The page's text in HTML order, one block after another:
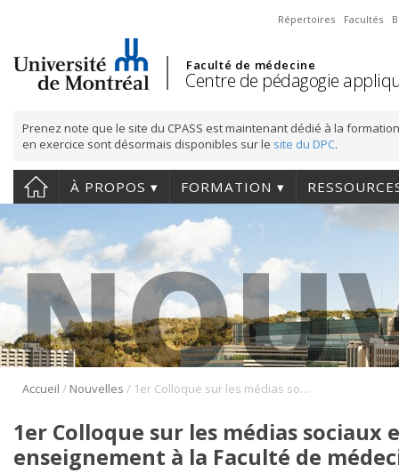
Répertoires Facultés
Faculté de médecine
Centre de pédagogie
Prenez note que le site du CPASS est maintenant dédié à la
en exercice sont désormais disponibles sur le site du DPC.
À PROPOS FORMATION
Accueil / Nouvelles / 1er Colloque sur les médias sociaux en enseignement à la Faculté de médecine
1er Colloque sur les médias sociaux
enseignement à la Faculté de